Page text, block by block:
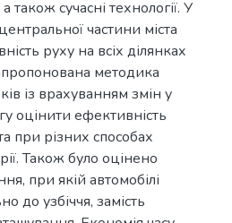
сучасні технології. У
частини міста
руху на всіх ділянках
методика
із врахуванням змін у
оцінити ефективність
при різних способах
Також було оцінено
при якій автомобілі
до узбіччя, замість